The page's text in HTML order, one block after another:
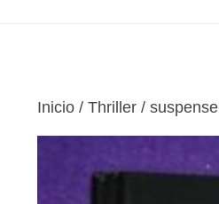
Inicio / Thriller / suspense